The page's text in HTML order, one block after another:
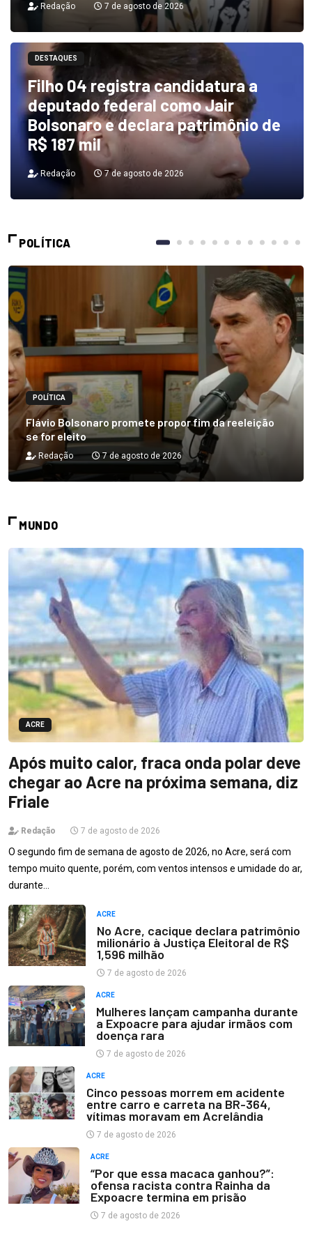
Redação 7 de agosto de 2026
DESTAQUES
Filho 04 registra candidatura a
deputado federal como Jair
Bolsonaro e declara patrimônio de
R$ 187 mil
Redação 7 de agosto de 2026
POLÍTICA
POLÍTICA
Flávio Bolsonaro promete propor fim da reeleição
se for eleito
Redação 7 de agosto de 2026
MUNDO
ACRE
Após muito calor, fraca onda polar deve
chegar ao Acre na próxima semana, diz
Friale
Redação 7 de agosto de 2026
O segundo fim de semana de agosto de 2026, no Acre, será com
tempo muito quente, porém, com ventos intensos e umidade do ar,
durante…
ACRE
No Acre, cacique declara patrimônio
milionário à Justiça Eleitoral de R$
1,596 milhão
7 de agosto de 2026
ACRE
Mulheres lançam campanha durante
a Expoacre para ajudar irmãos com
doença rara
7 de agosto de 2026
ACRE
Cinco pessoas morrem em acidente
entre carro e carreta na BR-364,
vítimas moravam em Acrelândia
7 de agosto de 2026
ACRE
“Por que essa macaca ganhou?”:
ofensa racista contra Rainha da
Expoacre termina em prisão
7 de agosto de 2026